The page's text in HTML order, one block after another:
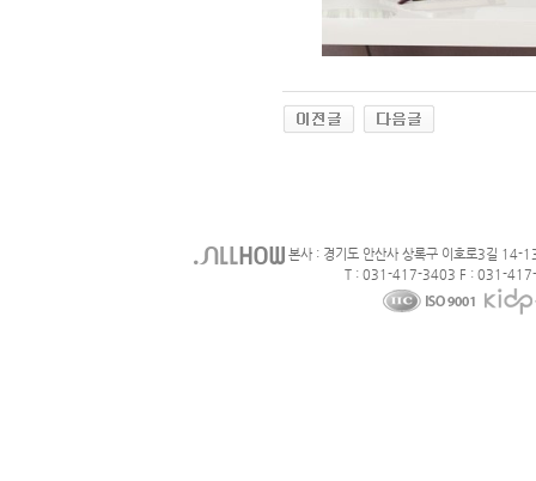
본사 : 경기도 안산사 상록구 이호로3길 14-
T : 031-417-3403 F : 031-